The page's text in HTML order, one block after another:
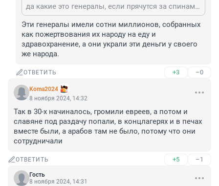
да какие это генералы, если прячутся за спинами мирных жителей?
Эти генералы имели сотни миллионов, собранных
как пожертвования их народу на еду и
здравохранение, а они украли эти деньги у своего
же народа.
ОТВЕТИТЬ +3 –0
Koma2024
8 ноября 2024, 14:32
Так в 30-х начиналось, громили евреев, а потом и
славяне под раздачу попали, в концлагерях и в печах
вместе были, а арабов там не было, потому что они
сотрудничали
ОТВЕТИТЬ +5 –1
Гость
8 ноября 2024, 14:31